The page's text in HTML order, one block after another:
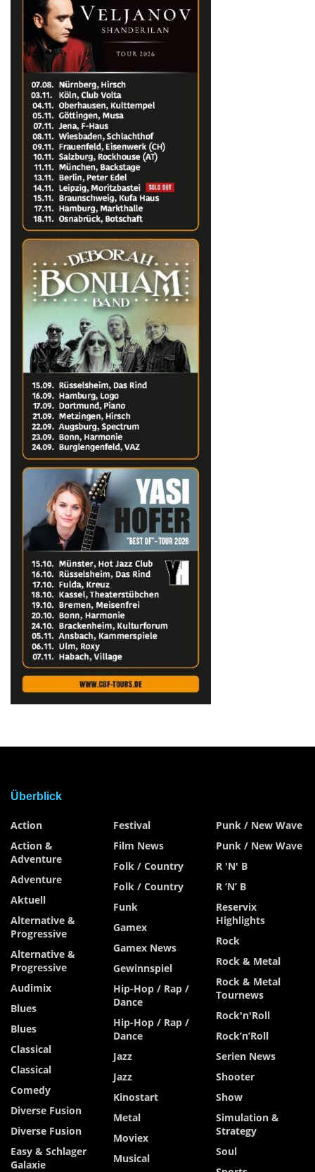
Überblick
Action
Action &
Adventure
Adventure
Aktuell
Alternative &
Progressive
Alternative &
Progressive
Audimix
Blues
Blues
Classical
Classical
Comedy
Diverse Fusion
Diverse Fusion
Easy & Schlager
Galaxie
Festival
Film News
Folk / Country
Folk / Country
Funk
Gamex
Gamex News
Gewinnspiel
Hip-Hop / Rap /
Dance
Hip-Hop / Rap /
Dance
Jazz
Jazz
Kinostart
Metal
Moviex
Musical
Punk / New Wave
Punk / New Wave
R 'n' B
R ‘n’ B
Reservix
Highlights
Rock
Rock & Metal
Rock & Metal
Tournews
Rock'n'Roll
Rock’n’Roll
Serien News
Shooter
Show
Simulation &
Strategy
Soul